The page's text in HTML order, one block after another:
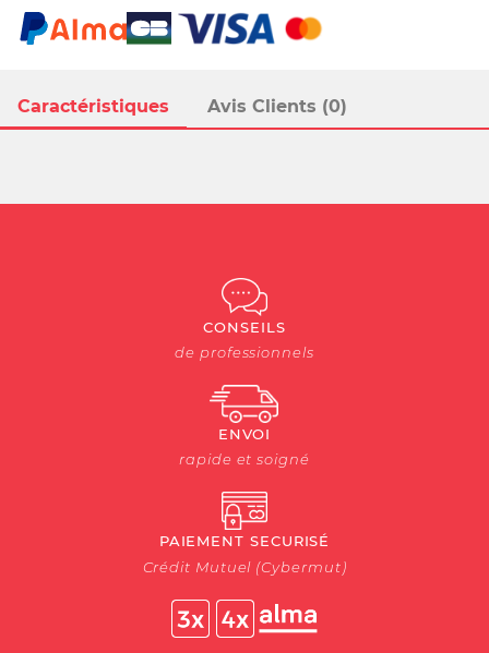
Caractéristiques Avis Clients (0)
CONSEILS
de professionnels
ENVOI
rapide et soigné
PAIEMENT SECURISÉ
Crédit Mutuel (Cybermut)